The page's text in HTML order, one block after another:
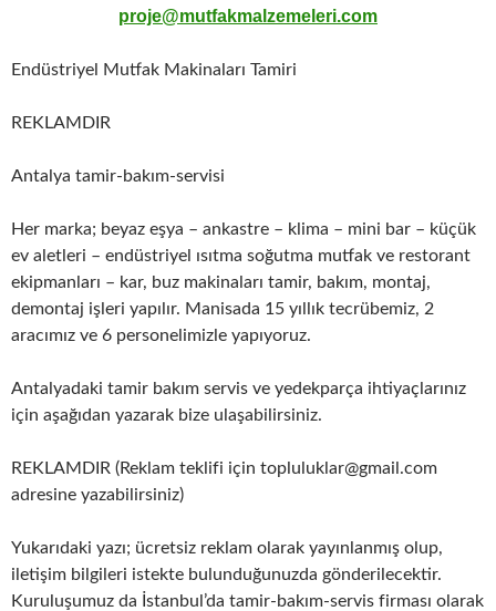
proje@mutfakmalzemeleri.com
Endüstriyel Mutfak Makinaları Tamiri
REKLAMDIR
Antalya tamir-bakım-servisi
Her marka; beyaz eşya – ankastre – klima – mini bar – küçük
ev aletleri – endüstriyel ısıtma soğutma mutfak ve restorant
ekipmanları – kar, buz makinaları tamir, bakım, montaj,
demontaj işleri yapılır. Manisada 15 yıllık tecrübemiz, 2
aracımız ve 6 personelimizle yapıyoruz.
Antalyadaki tamir bakım servis ve yedekparça ihtiyaçlarınız
için aşağıdan yazarak bize ulaşabilirsiniz.
REKLAMDIR (Reklam teklifi için topluluklar@gmail.com
adresine yazabilirsiniz)
Yukarıdaki yazı; ücretsiz reklam olarak yayınlanmış olup,
iletişim bilgileri istekte bulunduğunuzda gönderilecektir.
Kuruluşumuz da İstanbul’da tamir-bakım-servis firması olarak